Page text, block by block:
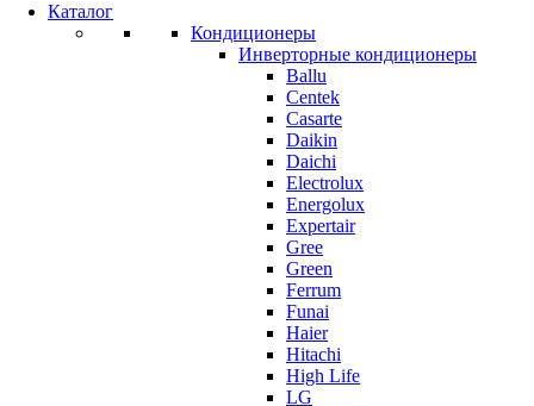
Каталог
Кондиционеры
Инверторные кондиционеры
Ballu
Centek
Casarte
Daikin
Daichi
Electrolux
Energolux
Expertair
Gree
Green
Ferrum
Funai
Haier
Hitachi
High Life
LG